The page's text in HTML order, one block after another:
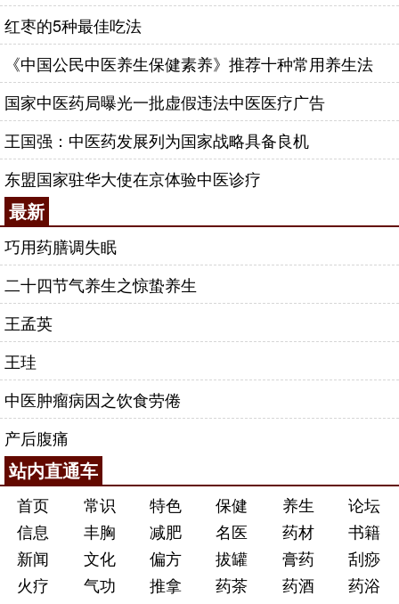
红枣的5种最佳吃法
《中国公民中医养生保健素养》推荐十种常用养生法
国家中医药局曝光一批虚假违法中医医疗广告
王国强：中医药发展列为国家战略具备良机
东盟国家驻华大使在京体验中医诊疗
最新
巧用药膳调失眠
二十四节气养生之惊蛰养生
王孟英
王珪
中医肿瘤病因之饮食劳倦
产后腹痛
站内直通车
首页 常识 特色 保健 养生
论坛
信息
丰胸 减肥 名医 药材
书籍
新闻
文化 偏方 拔罐 膏药
刮痧
火疗
气功 推拿 药茶 药酒
药浴